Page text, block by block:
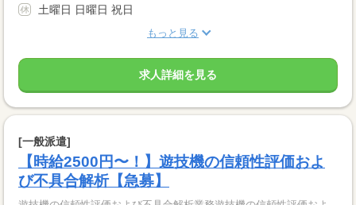
土曜日 日曜日 祝日
もっと見る
求人詳細を見る
[一般派遣]
【時給2500円〜！】遊技機の信頼性評価およ
び不具合解析【急募】